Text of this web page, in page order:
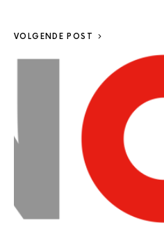
VOLGENDE POST